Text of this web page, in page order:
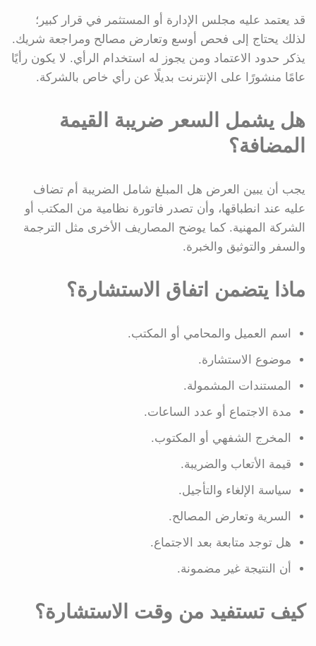
قد يعتمد عليه مجلس الإدارة أو المستثمر في قرار كبير؛
لذلك يحتاج إلى فحص أوسع وتعارض مصالح ومراجعة شريك.
يذكر حدود الاعتماد ومن يجوز له استخدام الرأي. لا يكون رأيًا
عامًا منشورًا على الإنترنت بديلًا عن رأي خاص بالشركة.
هل يشمل السعر ضريبة القيمة
المضافة؟
يجب أن يبين العرض هل المبلغ شامل الضريبة أم تضاف
عليه عند انطباقها، وأن تصدر فاتورة نظامية من المكتب أو
الشركة المهنية. كما يوضح المصاريف الأخرى مثل الترجمة
والسفر والتوثيق والخبرة.
ماذا يتضمن اتفاق الاستشارة؟
اسم العميل والمحامي أو المكتب.
موضوع الاستشارة.
المستندات المشمولة.
مدة الاجتماع أو عدد الساعات.
المخرج الشفهي أو المكتوب.
قيمة الأتعاب والضريبة.
سياسة الإلغاء والتأجيل.
السرية وتعارض المصالح.
هل توجد متابعة بعد الاجتماع.
أن النتيجة غير مضمونة.
كيف تستفيد من وقت الاستشارة؟